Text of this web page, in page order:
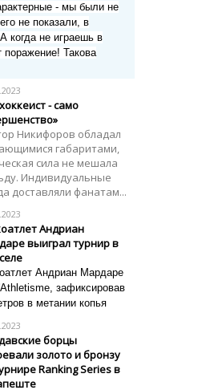
- мы были не
не показали, в
когда не играешь в
Такова
- само
Никифоров обладал
габаритами,
сила не мешала
Индивидуальные
доставляли фанатам...
Андриан
выиграл турнир в
Андриан Мардаре
зафиксировав
в метании копья
борцы
золото и бронзу
Ranking Series в